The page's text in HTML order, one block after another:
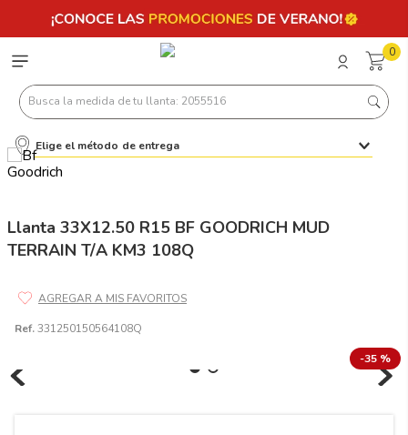
0
Busca la medida de tu llanta: 2055516
Elige el método de entrega
Llanta 33X12.50 R15 BF GOODRICH MUD
TERRAIN T/A KM3 108Q
Ref.331250150564108Q
-35 %
Términos más buscados
7.245